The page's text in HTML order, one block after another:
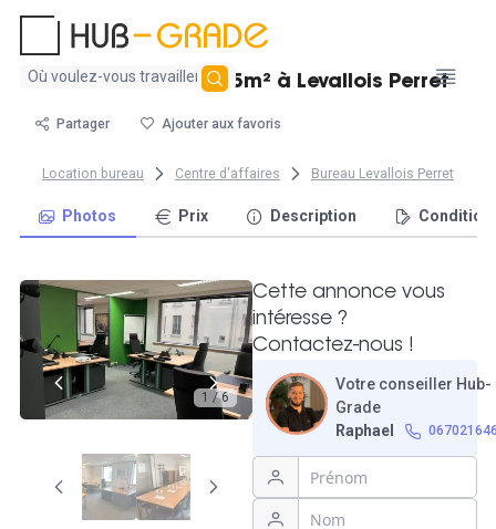
Aucun
trouvé
Bureau fermé de 35m² à Levallois Perret
Partager Ajouter aux favoris
Location bureau Centre d'affaires Bureau Levallois Perret
Photos Prix Description
1 / 6
Cette annonce vous
intéresse ?
Contactez-nous !
Votre conseiller Hub-
Grade
Raphael